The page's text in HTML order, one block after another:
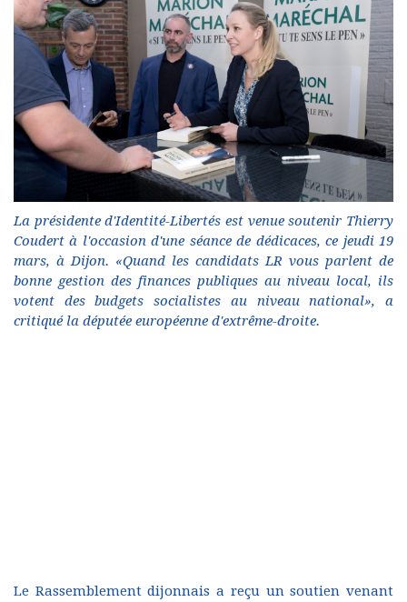
La présidente d'Identité-Libertés est venue soutenir Thierry
Coudert à l'occasion d'une séance de dédicaces, ce jeudi 19
mars, à Dijon. «Quand les candidats LR vous parlent de
bonne gestion des finances publiques au niveau local, ils
votent des budgets socialistes au niveau national», a
critiqué la députée européenne d'extrême-droite.
Le Rassemblement dijonnais a reçu un soutien venant